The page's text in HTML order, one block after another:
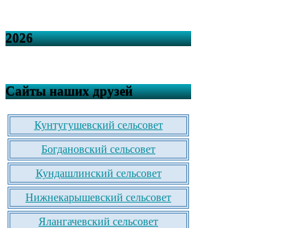
2026
Сайты наших друзей
Кунтугушевский сельсовет
Богдановский сельсовет
Кундашлинский сельсовет
Нижнекарышевский сельсовет
Ялангачевский сельсовет